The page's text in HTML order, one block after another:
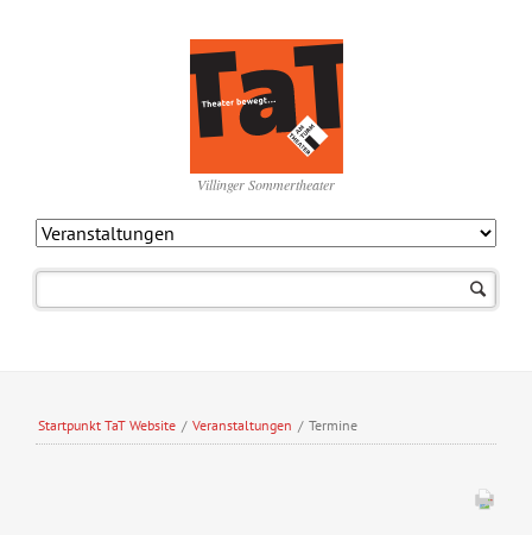
Villinger Sommertheater
Startpunkt TaT Website / Veranstaltungen / Termine